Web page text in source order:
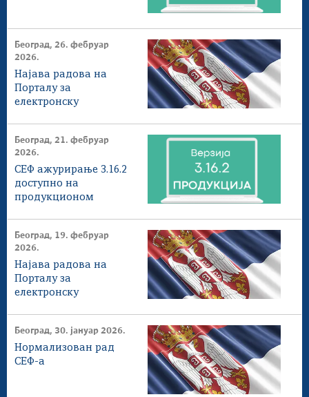
Београд, 26. фебруар
2026.
Најава радова на
Порталу за
електронску
Београд, 21. фебруар
2026.
СЕФ ажурирање 3.16.2
доступнo на
продукционом
Београд, 19. фебруар
2026.
Најава радова на
Порталу за
електронску
Београд, 30. јануар 2026.
Нормализован рад
СЕФ-а